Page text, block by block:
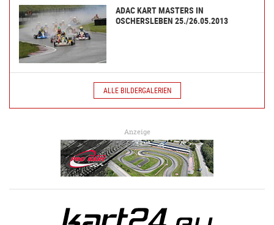
ADAC KART MASTERS IN
OSCHERSLEBEN 25./26.05.2013
ALLE BILDERGALERIEN
Anzeige